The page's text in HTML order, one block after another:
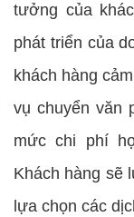
tưởng của
phát triển của
khách hàng
vụ chuyển văn
mức chi phí
Khách hàng sẽ
lựa chọn các